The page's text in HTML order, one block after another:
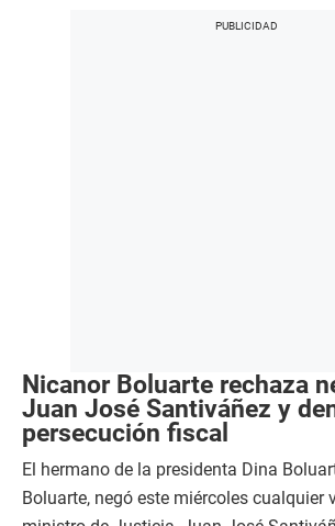
Nicanor Boluarte rechaza
Juan José Santiváñez y
persecución fiscal
El hermano de la presidenta Dina
Boluarte, negó este miércoles cualquier